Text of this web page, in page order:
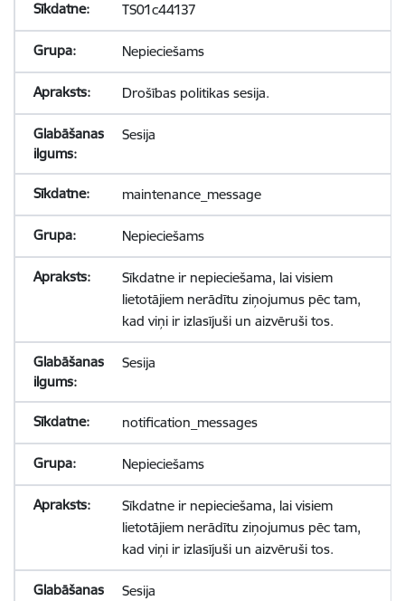
TS01c44137
Nepieciešams
Drošības politikas sesija.
Sesija
maintenance_message
Nepieciešams
Sīkdatne ir nepieciešama, lai visiem
lietotājiem nerādītu ziņojumus pēc tam,
kad viņi ir izlasījuši un aizvēruši tos.
Sesija
notification_messages
Nepieciešams
Sīkdatne ir nepieciešama, lai visiem
lietotājiem nerādītu ziņojumus pēc tam,
kad viņi ir izlasījuši un aizvēruši tos.
Sesija